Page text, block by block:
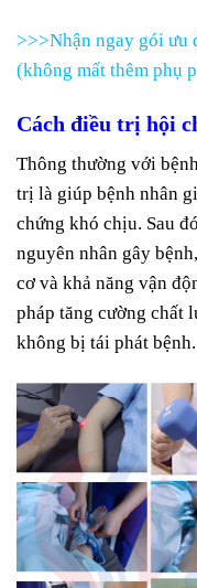
>>>Nhận ngay gói ưu
(không mất thêm phụ
Cách điều trị hội
Thông thường với
trị là giúp bệnh nhân
chứng khó chịu. Sau
nguyên nhân gây
cơ và khả năng vận
pháp tăng cường chất
không bị tái phát bệnh.